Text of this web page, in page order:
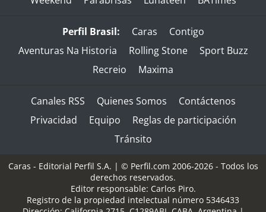
Perfil Brasil: Caras
Contigo
Aventuras Na Historia
Rolling Stone
Sport Buzz
Recreio
Maxima
Canales RSS Quienes Somos
Contáctenos
Privacidad
Equipo
Reglas de participación
Tránsito
Caras - Editorial Perfil S.A. | © Perfil.com 2006-2026 - Todos los
derechos reservados.
Editor responsable: Carlos Piro.
Registro de la propiedad intelectual número 5346433